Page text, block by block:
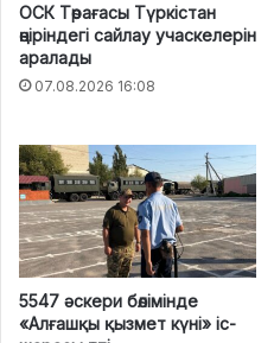
ОСК Төрағасы Түркістан
өңіріндегі сайлау учаскелерін
аралады
07.08.2026 16:08
5547 әскери бөлімінде
«Алғашқы қызмет күні» іс-